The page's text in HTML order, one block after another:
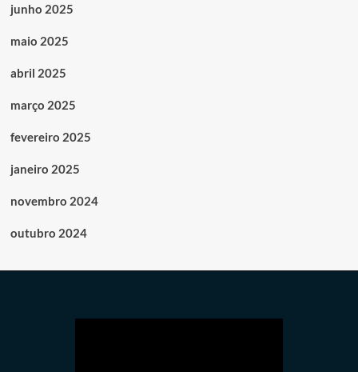
junho 2025
maio 2025
abril 2025
março 2025
fevereiro 2025
janeiro 2025
novembro 2024
outubro 2024